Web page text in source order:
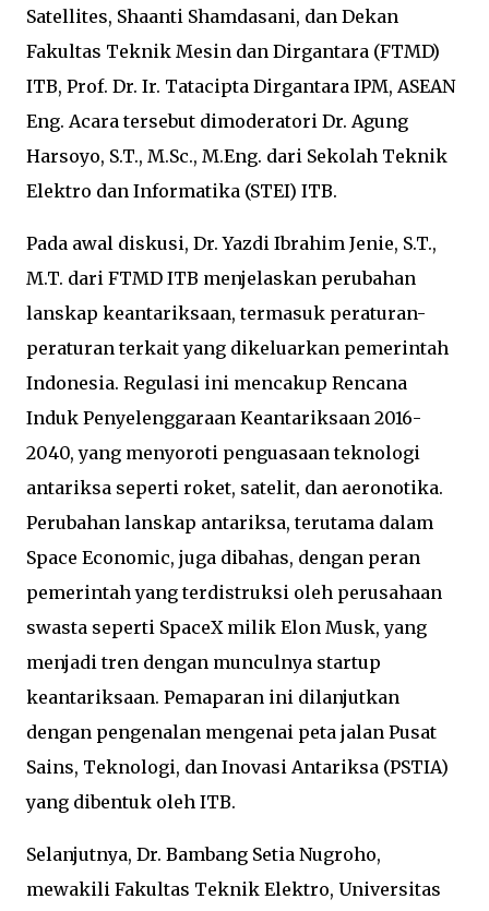
Satellites, Shaanti Shamdasani, dan Dekan
Fakultas Teknik Mesin dan Dirgantara (FTMD)
ITB, Prof. Dr. Ir. Tatacipta Dirgantara IPM, ASEAN
Eng. Acara tersebut dimoderatori Dr. Agung
Harsoyo, S.T., M.Sc., M.Eng. dari Sekolah Teknik
Elektro dan Informatika (STEI) ITB.
Pada awal diskusi, Dr. Yazdi Ibrahim Jenie, S.T.,
M.T. dari FTMD ITB menjelaskan perubahan
lanskap keantariksaan, termasuk peraturan-
peraturan terkait yang dikeluarkan pemerintah
Indonesia. Regulasi ini mencakup Rencana
Induk Penyelenggaraan Keantariksaan 2016-
2040, yang menyoroti penguasaan teknologi
antariksa seperti roket, satelit, dan aeronotika.
Perubahan lanskap antariksa, terutama dalam
Space Economic, juga dibahas, dengan peran
pemerintah yang terdistruksi oleh perusahaan
swasta seperti SpaceX milik Elon Musk, yang
menjadi tren dengan munculnya startup
keantariksaan. Pemaparan ini dilanjutkan
dengan pengenalan mengenai peta jalan Pusat
Sains, Teknologi, dan Inovasi Antariksa (PSTIA)
yang dibentuk oleh ITB.
Selanjutnya, Dr. Bambang Setia Nugroho,
mewakili Fakultas Teknik Elektro, Universitas